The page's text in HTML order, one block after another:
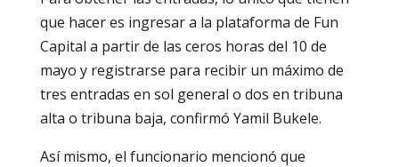
que hacer es ingresar a la plataforma de Fun
Capital a partir de las ceros horas del 10 de
mayo y registrarse para recibir un máximo de
tres entradas en sol general o dos en tribuna
alta o tribuna baja, confirmó Yamil Bukele.
Así mismo, el funcionario mencionó que